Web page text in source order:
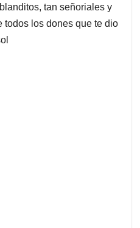
tan señoriales y
todos los dones que te dio